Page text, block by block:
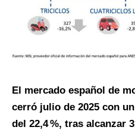
El mercado español de
cerró julio de 2025 con
del 22,4%, tras alcanzar